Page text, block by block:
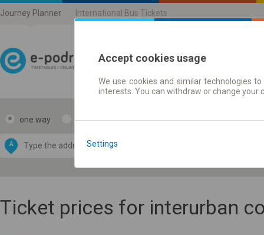
Journey Planner International Bus Tickets
Journey planner |
one way return
A
by
OpenStreetMap
Ticket prices for interurban
Accept cookies usage
We use cookies and similar technologies
interests. You can withdraw or change
Settings